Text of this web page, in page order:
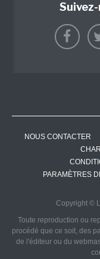
NOUS CONTACTER
PARAMÈTRES
Copyright ©
Toute reproduction ou
procédé que ce soit, des
de l'éditeur ou du